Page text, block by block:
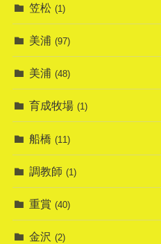
笠松 (1)
美浦 (97)
美浦 (48)
育成牧場 (1)
船橋 (11)
調教師 (1)
重賞 (40)
金沢 (2)